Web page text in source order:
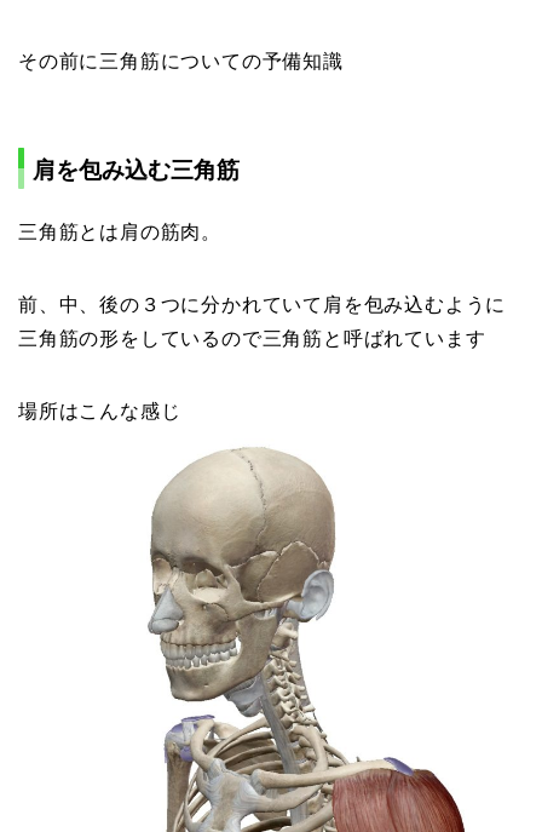
その前に三角筋についての予備知識
肩を包み込む三角筋
三角筋とは肩の筋肉。
前、中、後の３つに分かれていて肩を包み込むように
三角筋の形をしているので三角筋と呼ばれています
場所はこんな感じ